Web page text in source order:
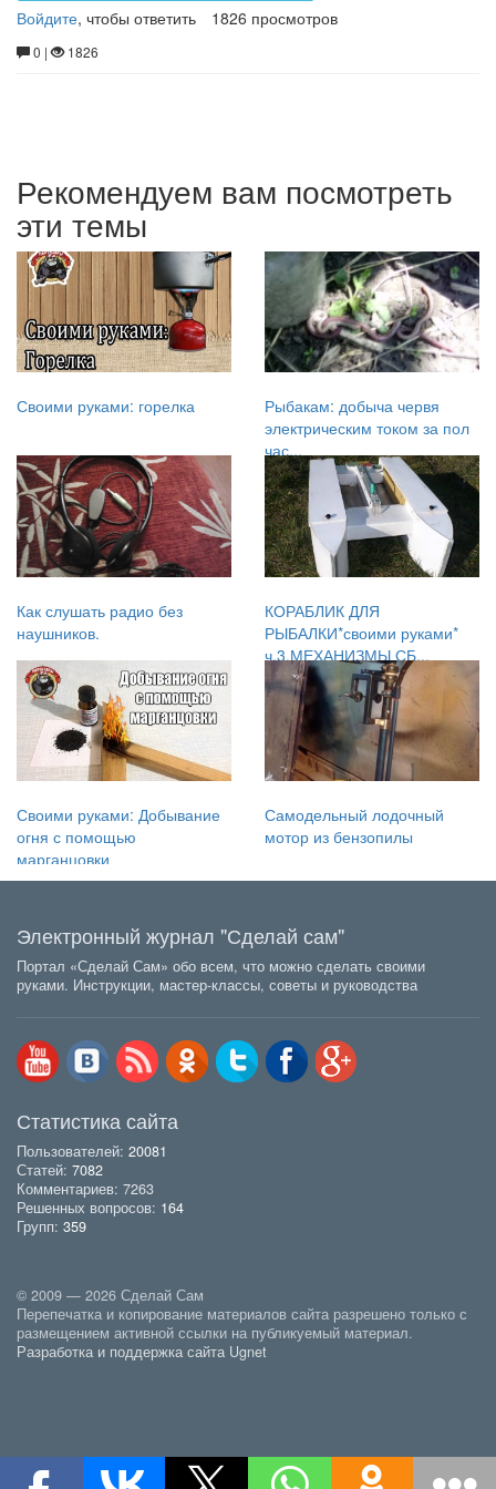
Термос
для
Войдите, чтобы ответить 1826 просмотров
0 | 1826
Рекомендуем вам посмотреть
эти темы
Своими руками: горелка
Рыбакам: добыча червя
электрическим током за пол
час...
Как слушать радио без
наушников.
КОРАБЛИК ДЛЯ
РЫБАЛКИ*своими руками*
ч.3.МЕХАНИЗМЫ СБ...
Своими руками: Добывание
огня с помощью
марганцовки
Самодельный лодочный
мотор из бензопилы
Электронный журнал "Сделай сам"
Портал «Сделай Сам» обо всем, что можно сделать своими
руками. Инструкции, мастер-классы, советы и руководства
Статистика сайта
Пользователей: 20081
Статей: 7082
Комментариев: 7263
Решенных вопросов: 164
Групп: 359
© 2009 — 2026 Сделай Сам
Перепечатка и копирование материалов сайта разрешено только с
размещением активной ссылки на публикуемый материал.
Разработка и поддержка сайта Ugnet